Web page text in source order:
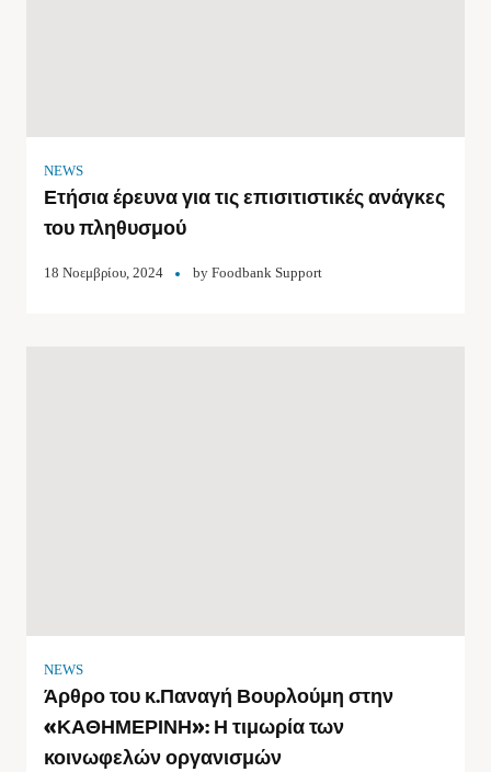
NEWS
Ετήσια έρευνα για τις επισιτιστικές ανάγκες
του πληθυσμού
18 Νοεμβρίου, 2024 by Foodbank Support
NEWS
Άρθρο του κ.Παναγή Βουρλούμη στην
«ΚΑΘΗΜΕΡΙΝΗ»: Η τιμωρία των
κοινωφελών οργανισμών